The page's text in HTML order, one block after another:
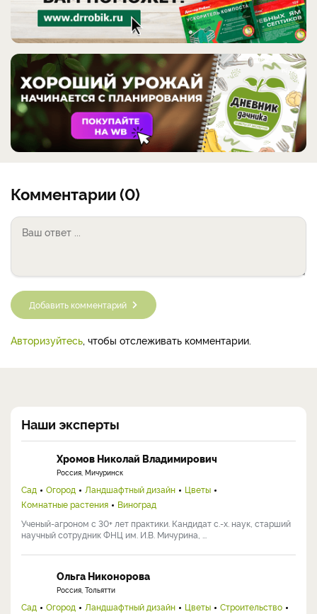
Комментарии (0)
Добавить комментарий
Авторизуйтесь, чтобы отслеживать комментарии.
Наши эксперты
Хромов Николай Владимирович
Россия, Мичуринск
Сад Огород Ландшафтный дизайн
Цветы
Комнатные растения
Виноград
Ученый-агроном с 30+ лет практики. Кандидат с.-х. наук, старший
научный сотрудник ФНЦ им. И.В. Мичурина, ...
Ольга Никонорова
Россия, Тольятти
Сад Огород Ландшафтный дизайн Цветы
Строительство